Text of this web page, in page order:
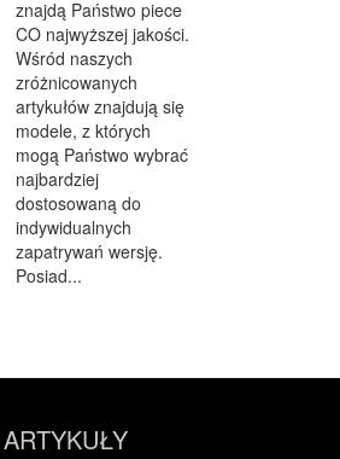
znajdą Państwo piece
CO najwyższej jakości.
Wśród naszych
zróżnicowanych
artykułów znajdują się
modele, z których
mogą Państwo wybrać
najbardziej
dostosowaną do
indywidualnych
zapatrywań wersję.
Posiad...